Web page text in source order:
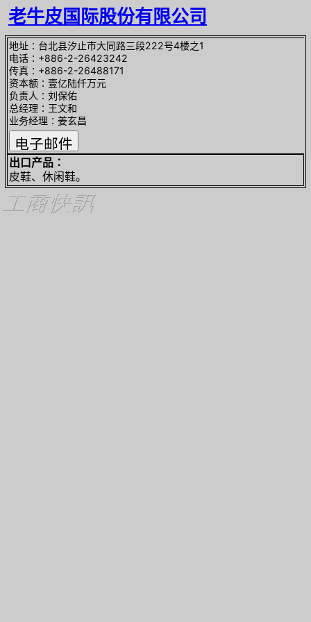
老牛皮国际股份有限公司
地址∶台北县汐止市大同路三段222号4楼之1
电话∶+886-2-26423242
传真∶+886-2-26488171
资本额∶壹亿陆仟万元
负责人∶刘保佑
总经理∶王文和
业务经理∶姜玄昌
出口产品∶
皮鞋、休闲鞋。